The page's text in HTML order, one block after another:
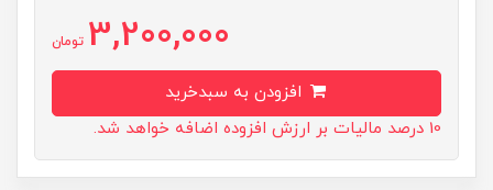
3,200,000 تومان
10 درصد مالیات بر ارزش افزوده اضافه خواهد شد.